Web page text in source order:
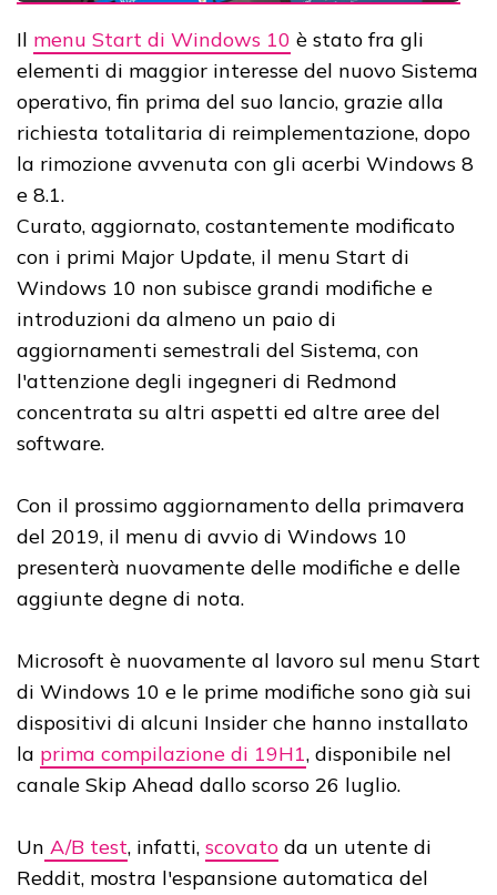
Il menu Start di Windows 10 è stato fra gli
elementi di maggior interesse del nuovo Sistema
operativo, fin prima del suo lancio, grazie alla
richiesta totalitaria di reimplementazione, dopo
la rimozione avvenuta con gli acerbi Windows 8
e 8.1.
Curato, aggiornato, costantemente modificato
con i primi Major Update, il menu Start di
Windows 10 non subisce grandi modifiche e
introduzioni da almeno un paio di
aggiornamenti semestrali del Sistema, con
l'attenzione degli ingegneri di Redmond
concentrata su altri aspetti ed altre aree del
software.
Con il prossimo aggiornamento della primavera
del 2019, il menu di avvio di Windows 10
presenterà nuovamente delle modifiche e delle
aggiunte degne di nota.
Microsoft è nuovamente al lavoro sul menu Start
di Windows 10 e le prime modifiche sono già sui
dispositivi di alcuni Insider che hanno installato
la prima compilazione di 19H1, disponibile nel
canale Skip Ahead dallo scorso 26 luglio.
Un A/B test, infatti, scovato da un utente di
Reddit, mostra l'espansione automatica del